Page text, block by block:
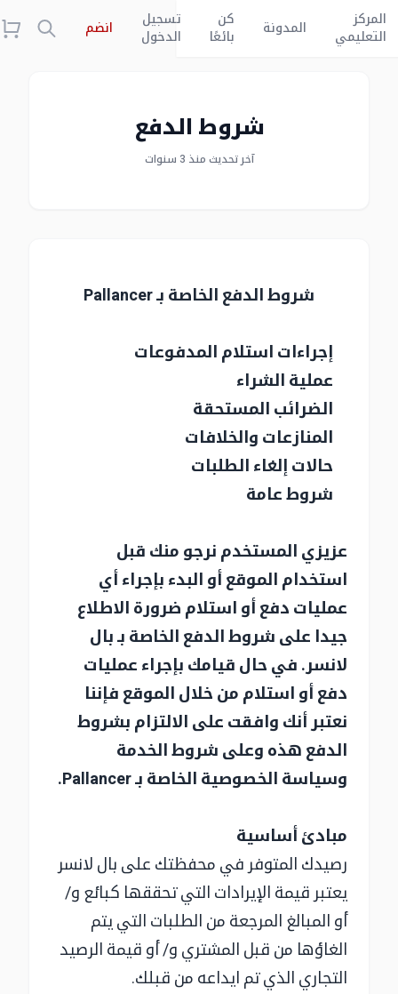
المركز
التعليمي
المدونة
كن
بائعًا
تسجيل
الدخول
انضم
شروط الدفع
آخر تحديث منذ 3 سنوات
شروط الدفع الخاصة بـ Pallancer
إجراءات استلام المدفوعات
عملية الشراء
الضرائب المستحقة
المنازعات والخلافات
حالات إلغاء الطلبات
شروط عامة
عزيزي المستخدم نرجو منك قبل
استخدام الموقع أو البدء بإجراء أي
عمليات دفع أو استلام ضرورة الاطلاع
جيدا على شروط الدفع الخاصة بـ بال
لانسر. في حال قيامك بإجراء عمليات
دفع أو استلام من خلال الموقع فإننا
نعتبر أنك وافقت على الالتزام بشروط
الدفع هذه وعلى شروط الخدمة
وسياسة الخصوصية الخاصة بـ Pallancer.
مبادئ أساسية
رصيدك المتوفر في محفظتك على بال لانسر
يعتبر قيمة الإيرادات التي تحققها كبائع و/
أو المبالغ المرجعة من الطلبات التي يتم
الغاؤها من قبل المشتري و/ أو قيمة الرصيد
التجاري الذي تم ايداعه من قبلك.